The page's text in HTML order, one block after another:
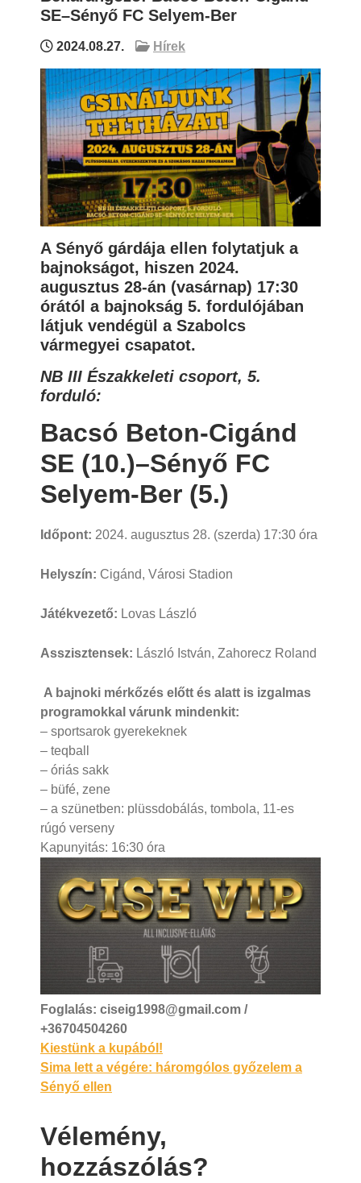
SE–Sényő FC Selyem-Ber
2024.08.27. Hírek
A Sényő gárdája ellen folytatjuk a
bajnokságot, hiszen 2024.
augusztus 28-án (vasárnap) 17:30
órától a bajnokság 5. fordulójában
látjuk vendégül a Szabolcs
vármegyei csapatot.
NB III Északkeleti csoport, 5.
forduló:
Bacsó Beton-Cigánd
SE (10.)–Sényő FC
Selyem-Ber (5.)
Időpont: 2024. augusztus 28. (szerda) 17:30 óra
Helyszín: Cigánd, Városi Stadion
Játékvezető: Lovas László
Asszisztensek: László István, Zahorecz Roland
A bajnoki mérkőzés előtt és alatt is izgalmas
programokkal várunk mindenkit:
– sportsarok gyerekeknek
– teqball
– óriás sakk
– büfé, zene
– a szünetben: plüssdobálás, tombola, 11-es
rúgó verseny
Kapunyitás: 16:30 óra
Foglalás: ciseig1998@gmail.com /
+36704504260
Bejegyzés
navigáció
Kiestünk a kupából!
Sima lett a végére: háromgólos győzelem a
Sényő ellen
Vélemény,
hozzászólás?